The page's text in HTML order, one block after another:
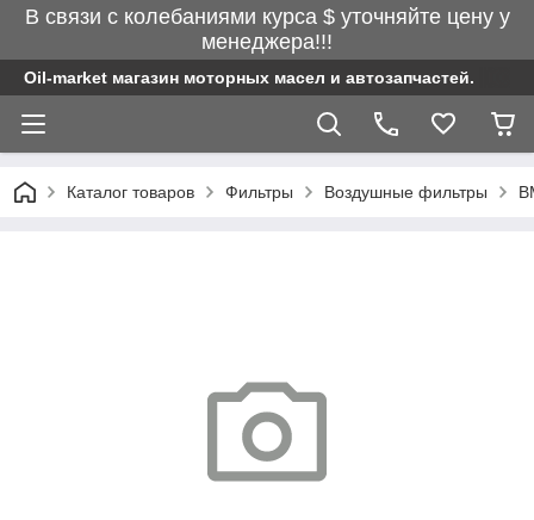
В связи с колебаниями курса $ уточняйте цену у
менеджера!!!
Oil-market магазин моторных масел и автозапчастей.
Каталог товаров Фильтры Воздушные фильтры